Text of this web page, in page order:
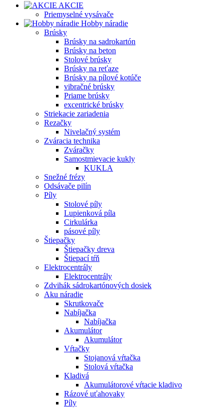
AKCIE
Priemyselné vysávače
Hobby náradie
Brúsky
Brúsky na sadrokartón
Brúsky na beton
Stolové brúsky
Brúsky na reťaze
Brúsky na pílové kotúče
vibračné brúsky
Priame brúsky
excentrické brúsky
Striekacie zariadenia
Rezačky
Nivelačný systém
Zváracia technika
Zváračky
Samostmievacie kukly
KUKLA
Snežné frézy
Odsávače pilín
Píly
Stolové píly
Lupienková píla
Cirkulárka
pásové píly
Štiepačky
Štiepačky dreva
Štiepací tŕň
Elektrocentrály
Elektrocentrály
Zdvihák sádrokartónových dosiek
Aku náradie
Skrutkovače
Nabíjačka
Nabíjačka
Akumulátor
Akumulátor
Vŕtačky
Stojanová vŕtačka
Stolová vŕtačka
Kladivá
Akumulátorové vŕtacie kladivo
Rázové uťahovaky
Píly